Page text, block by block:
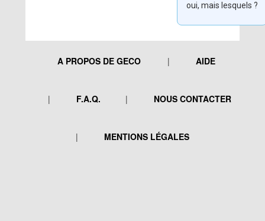
oui, mais lesquels ?
A PROPOS DE GECO AIDE
F.A.Q. NOUS CONTACTER
MENTIONS LÉGALES